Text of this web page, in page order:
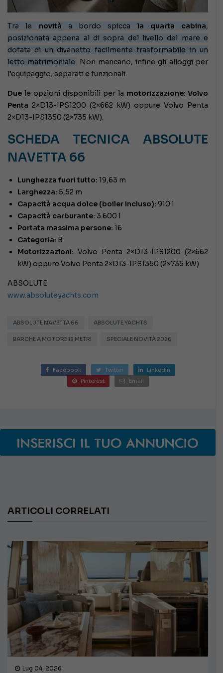
Tra le novità a bordo spicca la quarta cabina,
posizionata appena al di sopra del livello del mare e
dotata di un divanetto facilmente trasformabile in un
letto matrimoniale. Non mancano, infine gli alloggi per
l’equipaggio, separati e funzionali.
Due le opzioni disponibili per la motorizzazione: Volvo
Penta 2×D13-IPS1200 (2×662 kW) oppure Volvo Penta
2×D13-IPS1350 (2×735 kW).
SCHEDA TECNICA ABSOLUTE
NAVETTA 66
Lunghezza fuori tutto: 19,63 m
Larghezza: 5,52 m
Capacità acqua dolce (boiler incluso): 910 l
Capacità carburante: 3.600 l
Portata massima persone: 16
Categoria: B
Motorizzazioni: Volvo Penta 2×D13-IPS1200 (2×662
kW) oppure Volvo Penta 2×D13-IPS1350 (2×735 kW)
ABSOLUTE
www.absoluteyachts.com
ABSOLUTE NAVETTA 66 ABSOLUTE YACHTS
BARCHE A MOTORE 19 METRI SPECIALE NOVITÀ 2026
Facebook Twitter
Linkedin
Pinterest
Email
ARTICOLI CORRELATI
Lug 04, 2026